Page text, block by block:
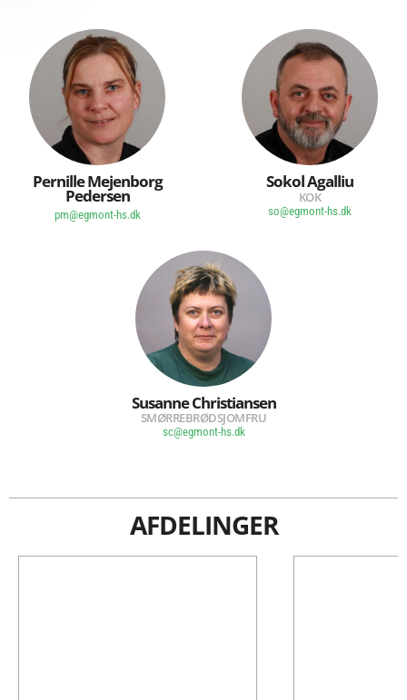
Pernille Mejenborg
Pedersen
pm@egmont-hs.dk
Sokol Agalliu
KOK
so@egmont-hs.dk
Susanne Christiansen
SMØRREBRØDSJOMFRU
sc@egmont-hs.dk
AFDELINGER